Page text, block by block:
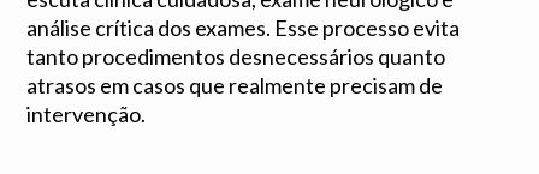
análise crítica dos exames. Esse processo evita
tanto procedimentos desnecessários quanto
atrasos em casos que realmente precisam de
intervenção.